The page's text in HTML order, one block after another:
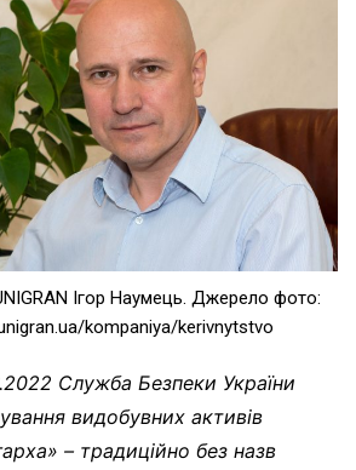
Ігор Наумець. Джерело фото:
kompaniya/kerivnytstvo
Служба Безпеки України
видобувних активів
– традиційно без назв